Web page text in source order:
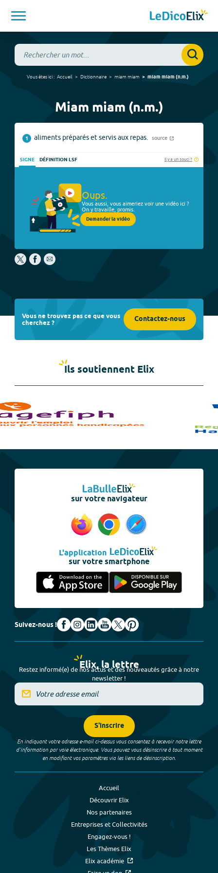
Vous êtes ici : Accueil Dictionnaire miam miam miam miam (n.m.)
Miam miam (n.m.)
1 aliments préparés et servis aux repas. source
SIGNE DÉFINITION LSF Il y a un souci ?
Oups.
Vous aussi, vous aimeriez voir une vidéo ici ?
On y travaille, promis.
Demander la vidéo
Vous ne trouvez pas ce que vous
cherchez ? Contactez-nous
Ils soutiennent Elix
sur votre navigateur
L'application
sur votre smartphone
Suivez-nous !
Elix, la lettre
Restez informé(e) de nos actus et des nouveautés grâce à notre
newsletter !
S'inscrire
En indiquant votre adresse e-mail ci-dessus vous consentez à recevoir notre lettre
d’information par voie électronique. Vous pouvez vous désinscrire à tout moment
en modifiant vos paramètres via les liens de désinscription.
Accueil
Découvrir Elix
Nos partenaires
Entreprises et Collectivités
Engagez-vous !
Les Thèmes Elix
Elix académie